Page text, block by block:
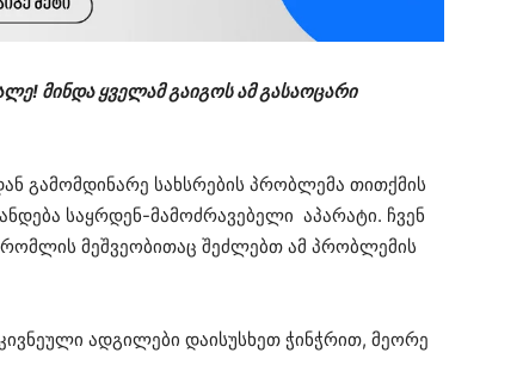
მინდა ყველამ გაიგოს ამ გასაოცარი
გამომდინარე სახსრების პრობლემა თითქმის
საყრდენ-მამოძრავებელი აპარატი. ჩვენ
მეშვეობითაც შეძლებთ ამ პრობლემის
ადგილები დაისუსხეთ ჭინჭრით, მეორე